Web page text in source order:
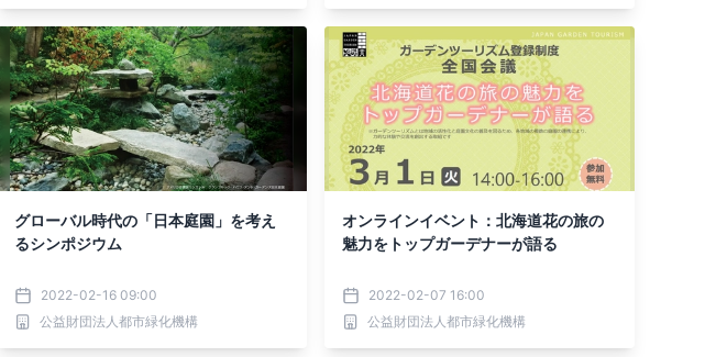
グローバル時代の「日本庭園」を考え
るシンポジウム
2022-02-16 09:00
公益財団法人都市緑化機構
オンラインイベント：北海道花の旅の
魅力をトップガーデナーが語る
2022-02-07 16:00
公益財団法人都市緑化機構